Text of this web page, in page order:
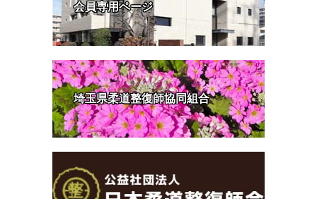
会員専用ページ
埼玉県柔道整復師協同組合